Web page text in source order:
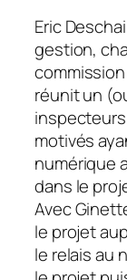
Eric
gestion,
réunit un
motivés
numérique
dans le
Avec
le projet
le relais au